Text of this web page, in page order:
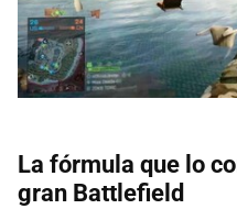
La fórmula que lo
gran Battlefield